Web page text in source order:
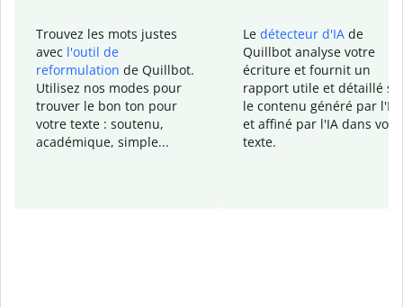
Trouvez les mots justes
avec l'outil de
reformulation de Quillbot.
Utilisez nos modes pour
trouver le bon ton pour
votre texte : soutenu,
académique, simple...
Le détecteur d'IA de
Quillbot analyse votre
écriture et fournit un
rapport utile et détaillé
le contenu généré par l'IA
et affiné par l'IA dans
texte.